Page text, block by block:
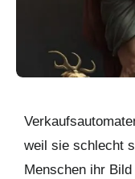
weil sie schlecht
Menschen ihr